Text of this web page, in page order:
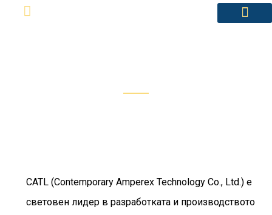
CATL (Contemporary Amperex Technology Co., Ltd.) е
световен лидер в разработката и производството